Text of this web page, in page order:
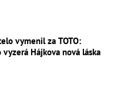
vymenil za TOTO:
vyzerá Hájkova nová láska